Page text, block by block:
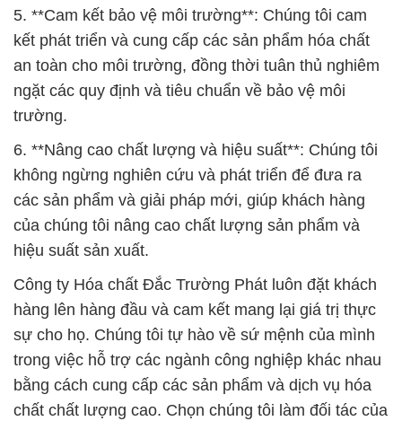
5. **Cam kết bảo vệ môi trường**: Chúng tôi cam
kết phát triển và cung cấp các sản phẩm hóa chất
an toàn cho môi trường, đồng thời tuân thủ nghiêm
ngặt các quy định và tiêu chuẩn về bảo vệ môi
trường.
6. **Nâng cao chất lượng và hiệu suất**: Chúng tôi
không ngừng nghiên cứu và phát triển để đưa ra
các sản phẩm và giải pháp mới, giúp khách hàng
của chúng tôi nâng cao chất lượng sản phẩm và
hiệu suất sản xuất.
Công ty Hóa chất Đắc Trường Phát luôn đặt khách
hàng lên hàng đầu và cam kết mang lại giá trị thực
sự cho họ. Chúng tôi tự hào về sứ mệnh của mình
trong việc hỗ trợ các ngành công nghiệp khác nhau
bằng cách cung cấp các sản phẩm và dịch vụ hóa
chất chất lượng cao. Chọn chúng tôi làm đối tác của